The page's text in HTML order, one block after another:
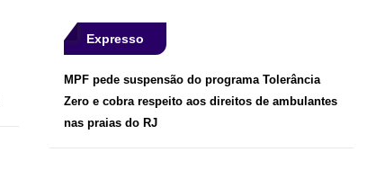
Expresso
MPF pede suspensão do programa Tolerância
Zero e cobra respeito aos direitos de ambulantes
nas praias do RJ